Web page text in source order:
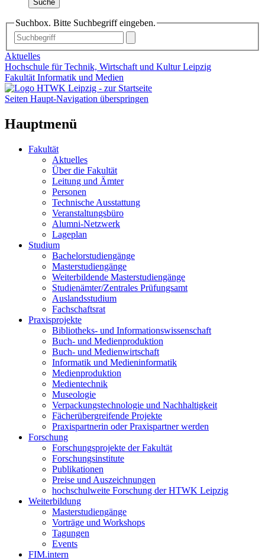
Suche
Suchbox. Bitte Suchbegriff eingeben.
Aktuelles
Hochschule für Technik, Wirtschaft und Kultur Leipzig
Fakultät Informatik und Medien
Seiten Haupt-Navigation überspringen
Hauptmenü
Fakultät
Aktuelles
Über die Fakultät
Leitung und Ämter
Personen
Technische Ausstattung
Veranstaltungsbüro
Alumni-Netzwerk
Lageplan
Studium
Bachelorstudiengänge
Masterstudiengänge
Weiterbildende Masterstudiengänge
Studienämter/Zentrales Prüfungsamt
Auslandsstudium
Fachschaftsrat
Praxisprojekte
Bibliotheks- und Informationswissenschaft
Buch- und Medienproduktion
Buch- und Medienwirtschaft
Informatik und Medieninformatik
Medienproduktion
Medientechnik
Museologie
Verpackungstechnologie und Nachhaltigkeit
Fächerübergreifende Projekte
Praxispartnerin oder Praxispartner werden
Forschung
Forschungsprojekte der Fakultät
Forschungsinstitute
Publikationen
Preise und Auszeichnungen
hochschulweite Forschung der HTWK Leipzig
Weiterbildung
Masterstudiengänge
Vorträge und Workshops
Tagungen
Events
FIM.intern